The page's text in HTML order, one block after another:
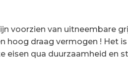
voorzien van uitneembare
hoog draag vermogen ! Het
qua duurzaamheid en